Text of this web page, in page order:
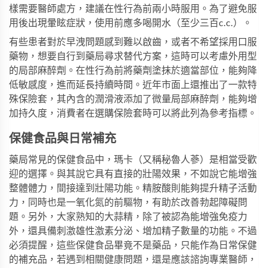
樣需要醫師處方，建議在性行為前兩小時服用。為了避免服
用後出現暈眩症狀，使用前應多喝開水（至少三百c.c.）。
有些患者對於早洩問題感到難以啟齒，或者不希望採用口服
藥物，想要自行到藥局尋求替代方案，這時可以考慮外用型
的局部麻醉劑。在性行為前將藥劑塗抹於適當部位，能夠降
低敏感度，進而延長持續時間。近年市面上還推出了一款特
殊保險套，其內含的潤滑液添加了微量局部麻醉劑，能夠增
加持久度，消費者在選購保險套時可以將此列為參考指標。
保健食品與日常補充
藥局常見的保健食品中，瑪卡（又稱秘魯人蔘）是相當受歡
迎的選擇。與其說它具有直接的壯陽效果，不如說它能增強
整體體力，間接達到壯陽功能。精胺酸則能夠提升精子活動
力，同時也是一氧化氮的前驅物，有助於改善勃起障礙問
題。另外，大家熟知的大蒜精，除了被認為能增強免疫力
外，還具備刺激雄性激素分泌、增加精子數量的功能。不過
必須提醒，這些保健食品畢竟不是藥品，只能作為日常保健
的補充品，若遇到相關健康問題，還是應該諮詢專業醫師，